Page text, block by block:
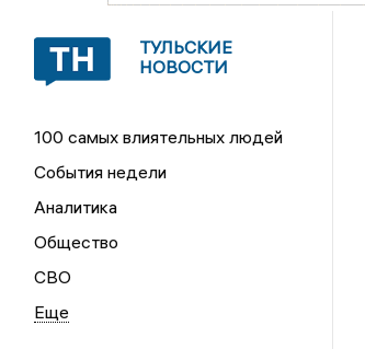
ТУЛЬСКИЕ
НОВОСТИ
100 самых влиятельных людей
События недели
Аналитика
Общество
СВО